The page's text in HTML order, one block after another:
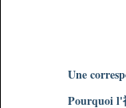
Une
Pourquoi l'